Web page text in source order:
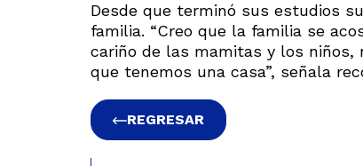
Desde que terminó sus estudios
familia. “Creo que la familia se
cariño de las mamitas y los
que tenemos una casa”, señala
REGRESAR